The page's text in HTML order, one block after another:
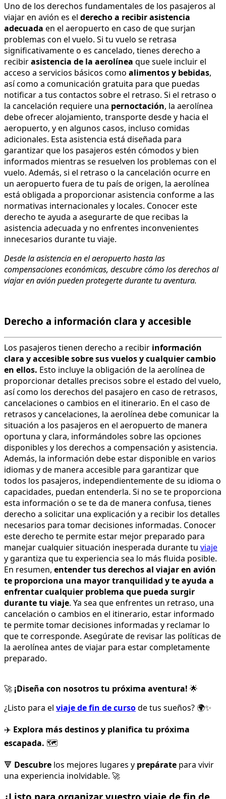
Uno de los derechos fundamentales de los pasajeros al
viajar en avión es el derecho a recibir asistencia
adecuada en el aeropuerto en caso de que surjan
problemas con el vuelo. Si tu vuelo se retrasa
significativamente o es cancelado, tienes derecho a
recibirasistencia de la aerolínea que suele incluir el
acceso a servicios básicos como alimentos y bebidas,
así como a comunicación gratuita para que puedas
notificar a tus contactos sobre el retraso. Si el retraso o
la cancelación requiere una pernoctación, la aerolínea
debe ofrecer alojamiento, transporte desde y hacia el
aeropuerto, y en algunos casos, incluso comidas
adicionales. Esta asistencia está diseñada para
garantizar que los pasajeros estén cómodos y bien
informados mientras se resuelven los problemas con el
vuelo. Además, si el retraso o la cancelación ocurre en
un aeropuerto fuera de tu país de origen, la aerolínea
está obligada a proporcionar asistencia conforme a las
normativas internacionales y locales. Conocer este
derecho te ayuda a asegurarte de que recibas la
asistencia adecuada y no enfrentes inconvenientes
innecesarios durante tu viaje.
Desde la asistencia en el aeropuerto hasta las
compensaciones económicas, descubre cómo los derechos al
viajar en avión pueden protegerte durante tu aventura.
Derecho a información clara y accesible
Los pasajeros tienen derecho a recibir información
clara y accesible sobre sus vuelos y cualquier cambio
en ellos. Esto incluye la obligación de la aerolínea de
proporcionar detalles precisos sobre el estado del vuelo,
así como los derechos del pasajero en caso de retrasos,
cancelaciones o cambios en el itinerario. En el caso de
retrasos y cancelaciones, la aerolínea debe comunicar la
situación a los pasajeros en el aeropuerto de manera
oportuna y clara, informándoles sobre las opciones
disponibles y los derechos a compensación y asistencia.
Además, la información debe estar disponible en varios
idiomas y de manera accesible para garantizar que
todos los pasajeros, independientemente de su idioma o
capacidades, puedan entenderla. Si no se te proporciona
esta información o se te da de manera confusa, tienes
derecho a solicitar una explicación y a recibir los detalles
necesarios para tomar decisiones informadas. Conocer
este derecho te permite estar mejor preparado para
manejar cualquier situación inesperada durante tu viaje
y garantiza que tu experiencia sea lo más fluida posible.
En resumen, entender tus derechos al viajar en avión
te proporciona una mayor tranquilidad y te ayuda a
enfrentar cualquier problema que pueda surgir
durante tu viaje. Ya sea que enfrentes un retraso, una
cancelación o cambios en el itinerario, estar informado
te permite tomar decisiones informadas y reclamar lo
que te corresponde. Asegúrate de revisar las políticas de
la aerolínea antes de viajar para estar completamente
preparado.
🚀 ¡Diseña con nosotros tu próxima aventura! 🌟
¿Listo para el viaje de fin de cursode tus sueños? 🌍✨
✈️ Explora más destinos y planifica tu próxima
escapada. 🗺️
🔻 Descubre los mejores lugares y prepárate para vivir
una experiencia inolvidable. 🚀